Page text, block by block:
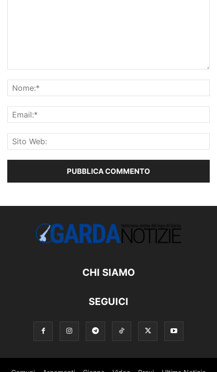
CHI SIAMO
SEGUICI